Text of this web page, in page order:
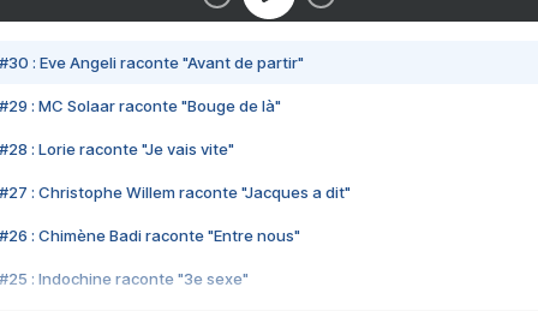
#30 : Eve Angeli raconte "Avant de partir"
#29 : MC Solaar raconte "Bouge de là"
#28 : Lorie raconte "Je vais vite"
#27 : Christophe Willem raconte "Jacques a dit"
#26 : Chimène Badi raconte "Entre nous"
#25 : Indochine raconte "3e sexe"